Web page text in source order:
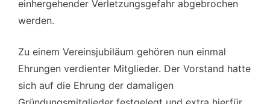
einhergehender Verletzungsgefahr abgebrochen
werden.
Zu einem Vereinsjubiläum gehören nun einmal
Ehrungen verdienter Mitglieder. Der Vorstand hatte
sich auf die Ehrung der damaligen